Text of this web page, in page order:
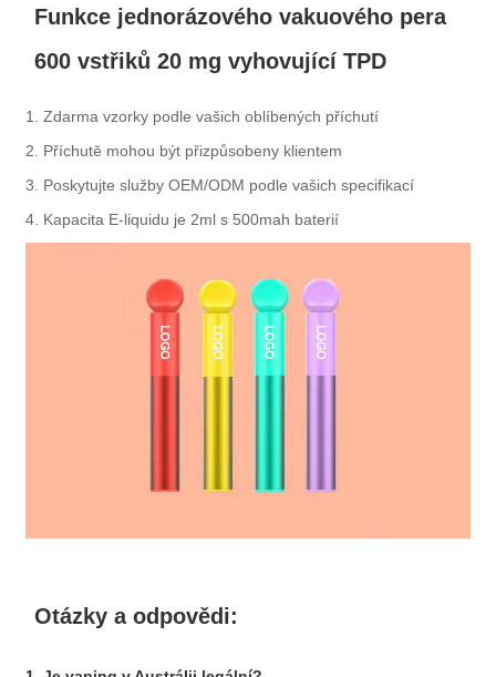
Funkce jednorázového vakuového pera
600 vstřiků 20 mg vyhovující TPD
1. Zdarma vzorky podle vašich oblíbených příchutí
2. Příchutě mohou být přizpůsobeny klientem
3. Poskytujte služby OEM/ODM podle vašich specifikací
4. Kapacita E-liquidu je 2ml s 500mah baterií
Otázky a odpovědi: